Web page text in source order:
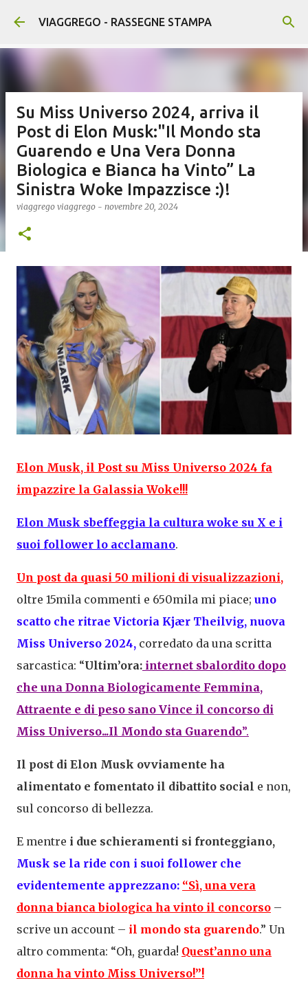
Passa ai contenuti principali
VIAGGREGO - RASSEGNE STAMPA
Su Miss Universo 2024, arriva il
Post di Elon Musk:"Il Mondo sta
Guarendo e Una Vera Donna
Biologica e Bianca ha Vinto” La
Sinistra Woke Impazzisce :)!
viaggrego viaggrego - novembre 20, 2024
Elon Musk, il Post su Miss Universo 2024 fa
impazzire la Galassia Woke!!!
Elon Musk sbeffeggia la cultura woke su X e i
suoi follower lo acclamano.
Un post da quasi 50 milioni di visualizzazioni,
oltre 15mila commenti e 650mila mi piace; uno
scatto che ritrae Victoria Kjær Theilvig, nuova
Miss Universo 2024, corredato da una scritta
sarcastica: “Ultim’ora: internet sbalordito dopo
che una Donna Biologicamente Femmina,
Attraente e di peso sano Vince il concorso di
Miss Universo...Il Mondo sta Guarendo”.
Il post di Elon Musk ovviamente ha
alimentato e fomentato il dibattito social e non,
sul concorso di bellezza.
E mentre i due schieramenti si fronteggiano,
Musk se la ride con i suoi follower che
evidentemente apprezzano: “Sì, una vera
donna bianca biologica ha vinto il concorso –
scrive un account – il mondo sta guarendo.” Un
altro commenta: “Oh, guarda! Quest’anno una
donna ha vinto Miss Universo!”!